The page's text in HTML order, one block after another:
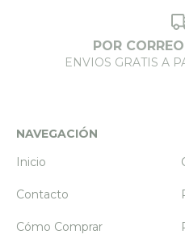
POR
ENVIOS GRATIS A
NAVEGACIÓN
Inicio
Contacto
Cómo Comprar